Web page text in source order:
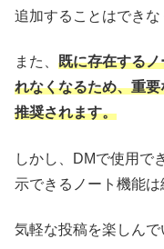
追加することはできな
また、 既に存在する
れなくなるため、重
推奨されます。
しかし、DMで使用で
示できるノート機能は
気軽な投稿を楽しん